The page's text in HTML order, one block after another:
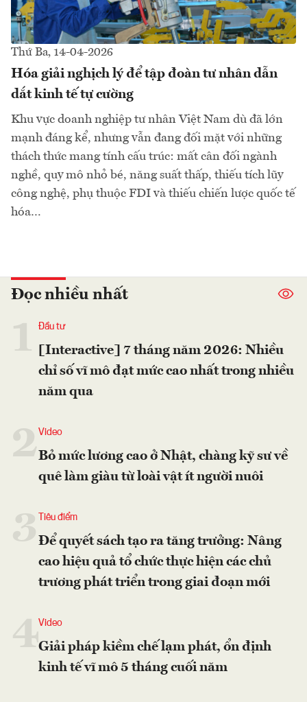
Thứ Ba, 14-04-2026
Hóa giải nghịch lý để tập đoàn tư nhân dẫn
dắt kinh tế tự cường
Khu vực doanh nghiệp tư nhân Việt Nam dù đã lớn
mạnh đáng kể, nhưng vẫn đang đối mặt với những
thách thức mang tính cấu trúc: mất cân đối ngành
nghề, quy mô nhỏ bé, năng suất thấp, thiếu tích lũy
công nghệ, phụ thuộc FDI và thiếu chiến lược quốc tế
hóa…
Đọc nhiều nhất
Đầu tư
[Interactive] 7 tháng năm 2026: Nhiều
chỉ số vĩ mô đạt mức cao nhất trong nhiều
năm qua
2Video
Bỏ mức lương cao ở Nhật, chàng kỹ sư về
quê làm giàu từ loài vật ít người nuôi
Tiêu điểm
Để quyết sách tạo ra tăng trưởng: Nâng
cao hiệu quả tổ chức thực hiện các chủ
trương phát triển trong giai đoạn mới
4Video
Giải pháp kiềm chế lạm phát, ổn định
kinh tế vĩ mô 5 tháng cuối năm